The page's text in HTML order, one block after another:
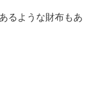
るような財布もあ